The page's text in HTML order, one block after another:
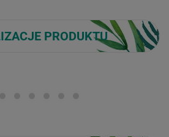
PRODUKTU